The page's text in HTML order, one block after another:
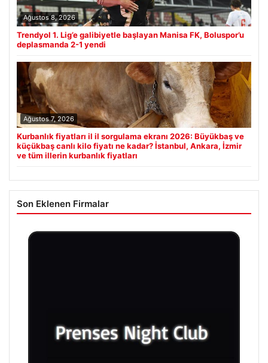
Ağustos 8, 2026
Trendyol 1. Lig’e galibiyetle başlayan Manisa FK, Boluspor’u
deplasmanda 2-1 yendi
Ağustos 7, 2026
Kurbanlık fiyatları il il sorgulama ekranı 2026: Büyükbaş ve
küçükbaş canlı kilo fiyatı ne kadar? İstanbul, Ankara, İzmir
ve tüm illerin kurbanlık fiyatları
Son Eklenen Firmalar